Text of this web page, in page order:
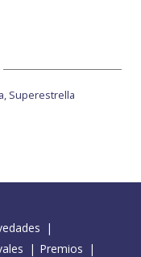
Superestrella
Premios